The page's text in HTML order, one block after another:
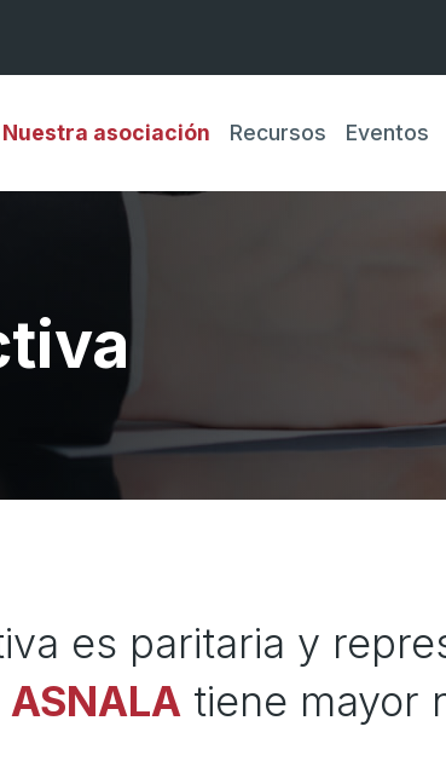
Nuestra asociación Recursos Eventos
es paritaria y
ASNALA tiene mayor